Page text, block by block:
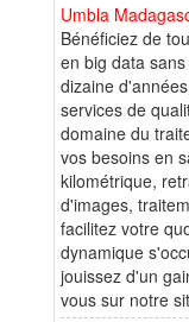
Umbla
Bénéficiez de
en big data
dizaine
services de
domaine du
vos besoins en
kilométrique,
d'images,
facilitez votre
dynamique
jouissez d'un
vous sur notre